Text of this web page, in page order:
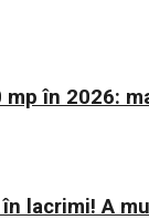
în 2026:
lacrimi! A